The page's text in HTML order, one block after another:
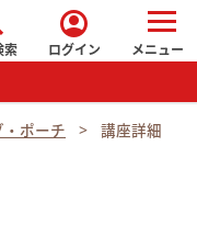
索
account_circle
ログイン メニュー
ポーチ 講座詳細